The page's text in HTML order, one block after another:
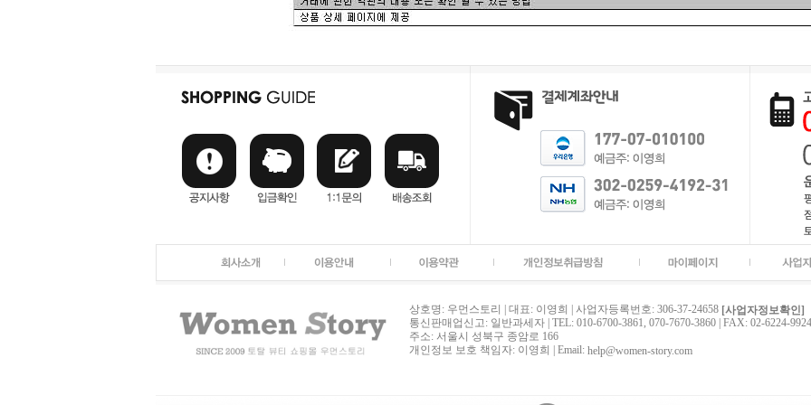
상호명: 우먼스토리 | 대표: 이영희 | 사업자등록번호: 306-37-24658 [사업자정보확인]
통신판매업신고: 일반과세자 | TEL: 010-6700-3861, 070-7670-3860 | FAX: 02-6224-9924
주소: 서울시 성북구 종암로 166
개인정보 보호 책임자: 이영희 | Email: help@women-story.com